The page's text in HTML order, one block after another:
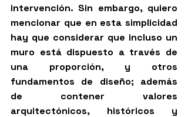
intervención. Sin embargo, quiero
mencionar que en esta simplicidad
hay que considerar que incluso un
muro está dispuesto a través de
una proporción, y otros
fundamentos de diseño; además
de contener valores
arquitectónicos, históricos y